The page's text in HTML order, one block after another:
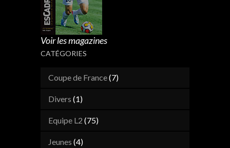
Voir les magazines
CATÉGORIES
Coupe de France(7)
Divers (1)
Equipe L2 (75)
Jeunes (4)